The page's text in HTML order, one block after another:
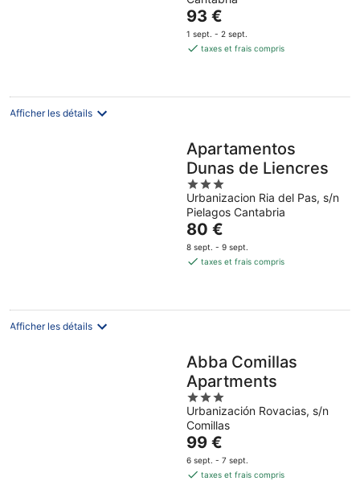
of
5
Le
prix
est
par
93 €
1 sept. - 2 sept.
taxes et frais compris
Afficher les détails
Apartamentos
Dunas de Liencres
3
out
of
5
Urbanizacion Ria del Pas, s/n
Pielagos Cantabria
Le
prix
est
par
80 €
8 sept. - 9 sept.
taxes et frais compris
Afficher les détails
Abba Comillas
Apartments
3
out
of
5
Urbanización Rovacias, s/n
Comillas
Le
prix
est
99 €
6 sept. - 7 sept.
taxes et frais compris